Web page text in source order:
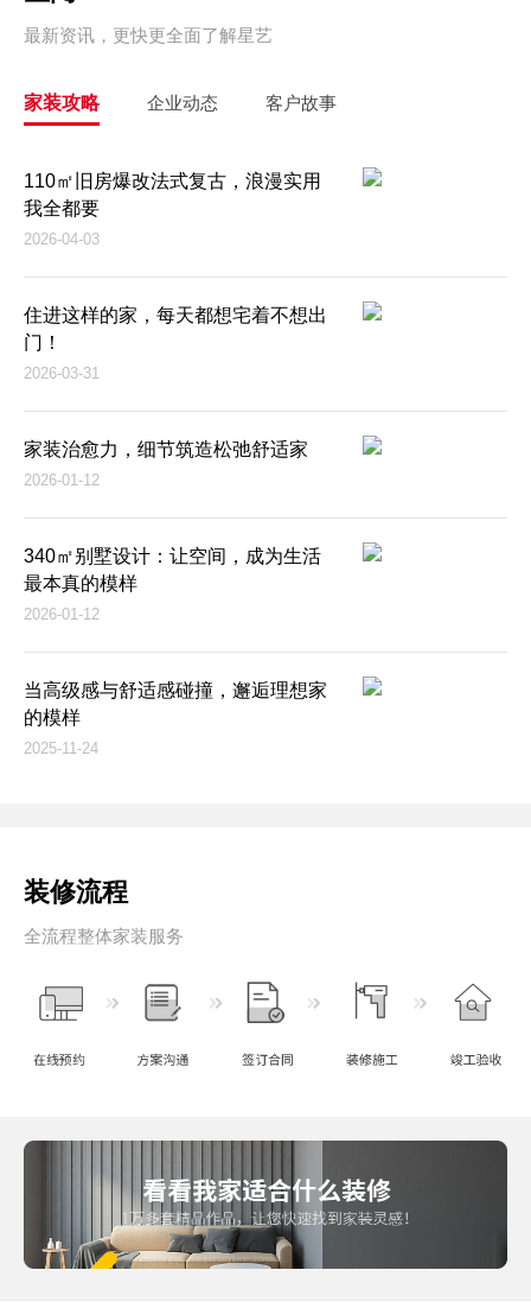
最新资讯，更快更全面了解星艺
家装攻略 企业动态 客户故事
110㎡旧房爆改法式复古，浪漫实用
我全都要
2026-04-03
住进这样的家，每天都想宅着不想出
门！
2026-03-31
家装治愈力，细节筑造松弛舒适家
2026-01-12
340㎡别墅设计：让空间，成为生活
最本真的模样
2026-01-12
当高级感与舒适感碰撞，邂逅理想家
的模样
2025-11-24
装修流程
全流程整体家装服务